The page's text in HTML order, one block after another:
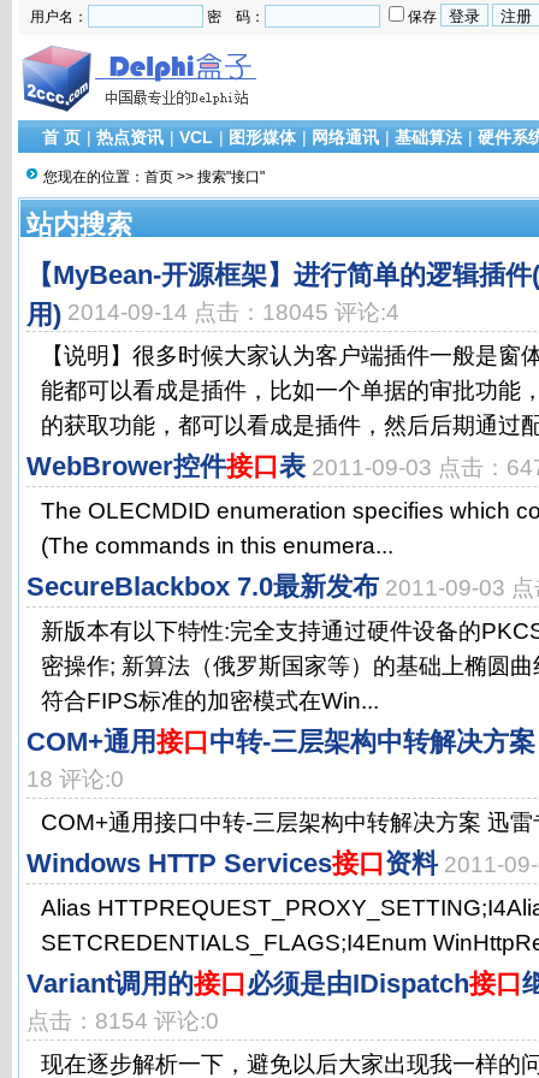
用户名： 密 码： 保存
首 页 | 热点资讯 | VCL | 图形媒体 | 网络通讯 | 基础算法 | 硬件系
您现在的位置： 首页 >> 搜索"接口"
站内搜索
【MyBean-开源框架】进行简单的逻辑插
用) 2014-09-14 点击：18045 评论:4
【说明】很多时候大家认为客户端插件一般是窗
能都可以看成是插件，比如一个单据的审批功能
的获取功能，都可以看成是插件，然后后期通过
WebBrower控件接口表 2011-09-03 点击：
The OLECMDID enumeration specifies which
(The commands in this enumera...
SecureBlackbox 7.0最新发布 2011-09-03
新版本有以下特性:完全支持通过硬件设备的
密操作; 新算法（俄罗斯国家等）的基础上椭圆
符合FIPS标准的加密模式在Win...
COM+通用接口中转-三层架构中转解决方案
18 评论:0
COM+通用接口中转-三层架构中转解决方案 迅
Windows HTTP Services接口资料 2011-
Alias
SETCREDENTIALS_FLAGS;I4Enum
Variant调用的接口必须是由IDispatch接口
点击：8154 评论:0
现在逐步解析一下，避免以后大家出现我一样的